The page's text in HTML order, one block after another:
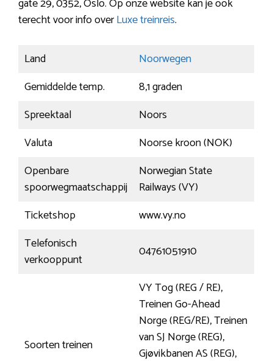
gate 29, 0352, Oslo. Op onze website kan je ook
terecht voor info overLuxe treinreis.
Land
Noorwegen
Gemiddelde temp.
8,1 graden
Spreektaal
Noors
Valuta
Noorse kroon (NOK)
Openbare
spoorwegmaatschappij
Norwegian State
Railways (VY)
Ticketshop
www.vy.no
Telefonisch
verkooppunt
04761051910
Soorten treinen
VY Tog (REG / RE),
Treinen Go-Ahead
Norge (REG/RE), Treinen
van SJ Norge (REG),
Gjøvikbanen AS (REG),